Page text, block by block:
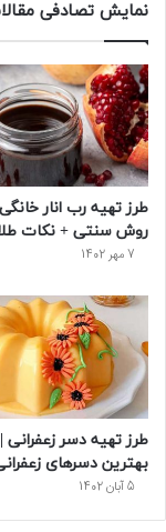
نمایش تصادفی
طرز تهیه رب انار
روش سنتی + نکات
7 مهر 1402
بهترین دسرهای
5 آبان 1402